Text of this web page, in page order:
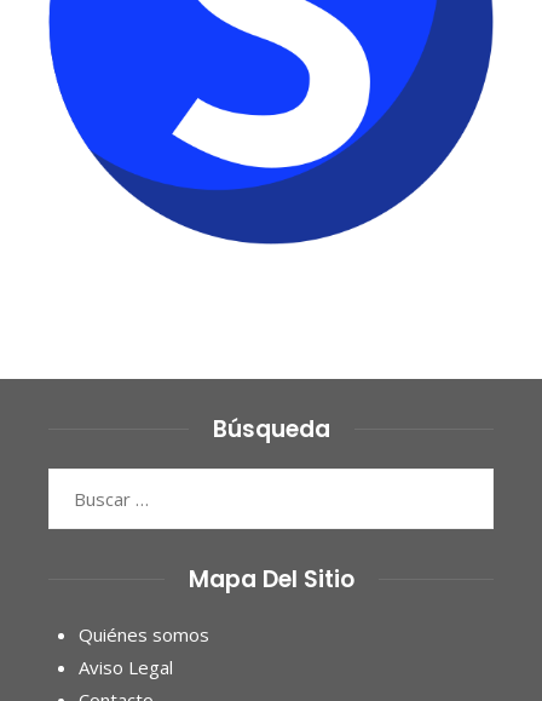
Búsqueda
Mapa Del Sitio
Quiénes somos
Aviso Legal